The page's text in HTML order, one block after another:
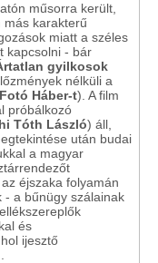
műsorra került,
más karakterű
miatt a széles
kapcsolni - bár
gyilkosok
nélküli a
Fotó Háber-t). A film
próbálkozó
Tóth László) áll,
után budai
a magyar
éjszaka folyamán
- a bűnügy szálainak
és
ijesztő